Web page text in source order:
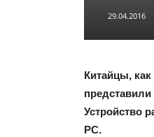
29.04.2016
Китайцы,
Устройство
PC.